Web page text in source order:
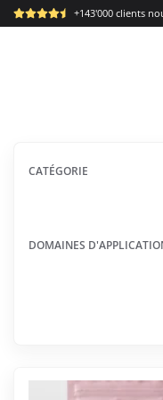
Passer
au
+143'000 clients
CATÉGORIE
DOMAINES